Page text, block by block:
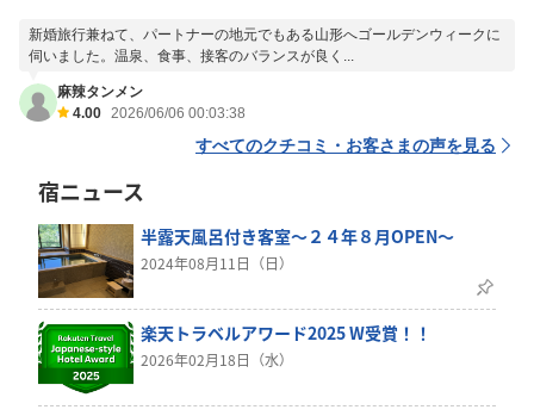
新婚旅行兼ねて、パートナーの地元でもある山形へゴールデンウィークに
伺いました。温泉、食事、接客のバランスが良く...
麻辣タンメン
4.00 2026/06/06 00:03:38
すべてのクチコミ・お客さまの声を見る
宿ニュース
半露天風呂付き客室～２４年８月OPEN～
2024年08月11日（日）
楽天トラベルアワード2025 W受賞！！
2026年02月18日（水）